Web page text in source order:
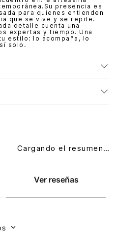
presencia es
para quienes entienden
que se vive y se repite.
detalle cuenta una
expertas y tiempo. Una
estilo: lo acompaña, lo
solo.
Ver reseñas
Cargando el resumen…